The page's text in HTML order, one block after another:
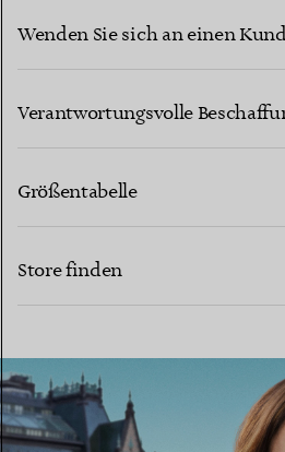
Wenden Sie sich an einen
Verantwortungsvolle
Größentabelle
Store finden
EINEN STORE IN IHRER NÄHE FINDEN